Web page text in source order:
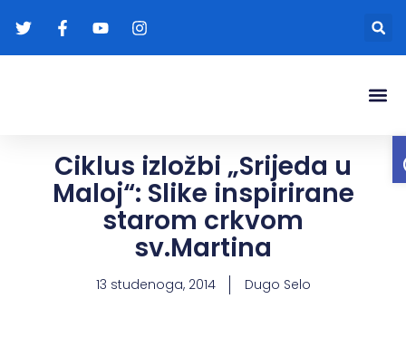
Ciklus izložbi „Srijeda u
Maloj“: Slike inspirirane
starom crkvom
sv.Martina
13 studenoga, 2014 Dugo Selo